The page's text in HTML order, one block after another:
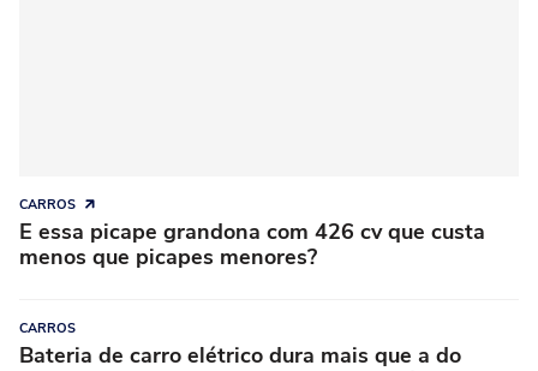
CARROS
E essa picape grandona com 426 cv que custa
menos que picapes menores?
CARROS
Bateria de carro elétrico dura mais que a do